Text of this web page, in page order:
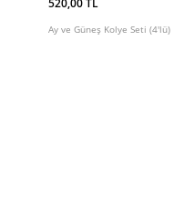
520,00 TL
Ay ve Güneş Kolye Seti (4'lü)